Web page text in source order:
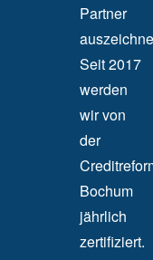
Partner
Seit 2017
werden
wir von
der
Bochum
jährlich
zertifiziert.